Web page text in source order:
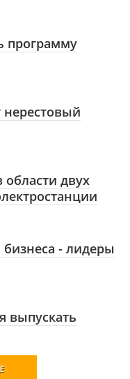
программу
нерестовый
двух
бизнеса - лидеры
выпускать